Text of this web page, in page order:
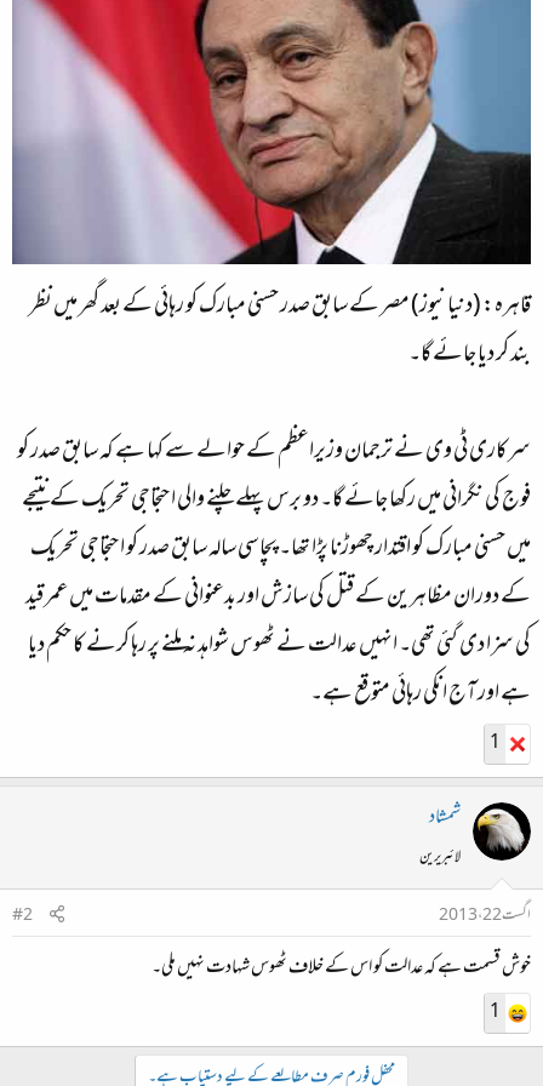
قاہرہ: (دنیا نیوز) مصر کے سابق صدر حسنی مبارک کو رہائی کے بعد گھر میں نظر
بند کر دیا جائے گا۔
سرکاری ٹی وی نے ترجمان وزیراعظم کے حوالے سے کہا ہے کہ سابق صدر کو
فوج کی نگرانی میں رکھا جائے گا۔ دو برس پہلے چلنے والی احتجاجی تحریک کے نتیجے
میں حسنی مبارک کو اقتدار چھوڑنا پڑا تھا۔ پچاسی سالہ سابق صدر کو احتجاجی تحریک
کے دوران مظاہرین کے قتل کی سازش اور بدعنوانی کے مقدمات میں عمر قید
کی سزا دی گئی تھی۔ انہیں عدالت نے ٹھوس شواہد نہ ملنے پر رہا کرنے کا حکم دیا
ہے اور آج انکی رہائی متوقع ہے۔
1
شمشاد
لائبریرین
اگست 22، 2013
#2
خوش قسمت ہے کہ عدالت کو اس کے خلاف ٹھوس شہادت نہیں ملی۔
1
محفل فورم صرف مطالعے کے لیے دستیاب ہے۔